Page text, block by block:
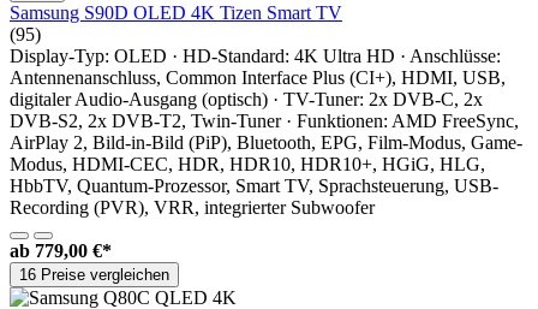
Samsung S90D OLED 4K Tizen Smart TV
(95)
Display-Typ: OLED · HD-Standard: 4K Ultra HD · Anschlüsse:
Antennenanschluss, Common Interface Plus (CI+), HDMI, USB,
digitaler Audio-Ausgang (optisch) · TV-Tuner: 2x DVB-C, 2x
DVB-S2, 2x DVB-T2, Twin-Tuner · Funktionen: AMD FreeSync,
AirPlay 2, Bild-in-Bild (PiP), Bluetooth, EPG, Film-Modus, Game-
Modus, HDMI-CEC, HDR, HDR10, HDR10+, HGiG, HLG,
HbbTV, Quantum-Prozessor, Smart TV, Sprachsteuerung, USB-
Recording (PVR), VRR, integrierter Subwoofer
ab 779,00 €*
16 Preise vergleichen